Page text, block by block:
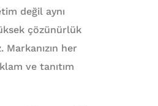
değil aynı
çözünürlük
her
ve tanıtım